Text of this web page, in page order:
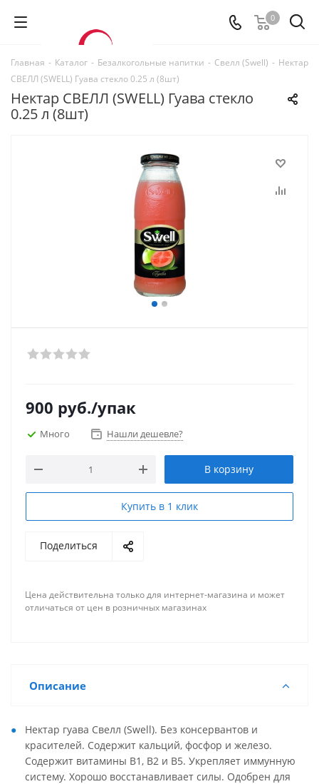
0
Главная - Каталог - Безалкогольные напитки - Свелл (Swell) - Нектар
СВЕЛЛ (SWELL) Гуава стекло 0.25 л (8шт)
Нектар СВЕЛЛ (SWELL) Гуава стекло
0.25 л (8шт)
900 руб./упак
Много Нашли дешевле?
В корзину
Купить в 1 клик
Поделиться
Цена действительна только для интернет-магазина и может
отличаться от цен в розничных магазинах
Описание
Нектар гуава Свелл (Swell). Без консервантов и
красителей. Содержит кальций, фосфор и железо.
Содержит витамины В1, В2 и В5. Укрепляет иммунную
систему. Хорошо восстанавливает силы. Одобрен для